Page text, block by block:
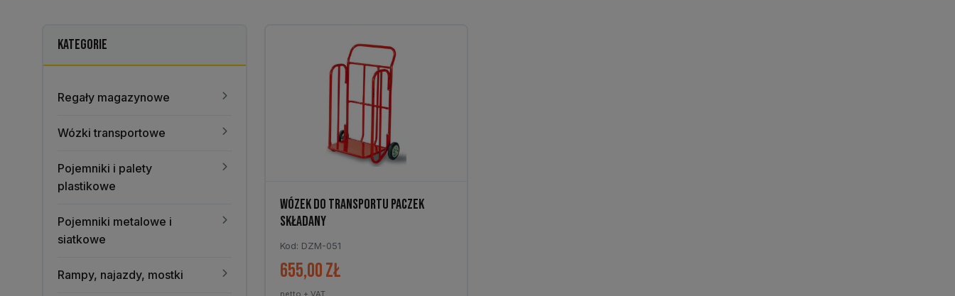
KATEGORIE
Regały magazynowe
Wózki transportowe
Pojemniki i palety
plastikowe
Pojemniki metalowe i
siatkowe
Rampy, najazdy, mostki
WÓZEK DO TRANSPORTU PACZEK
SKŁADANY
Kod: DZM-051
655,00zł
netto + VAT